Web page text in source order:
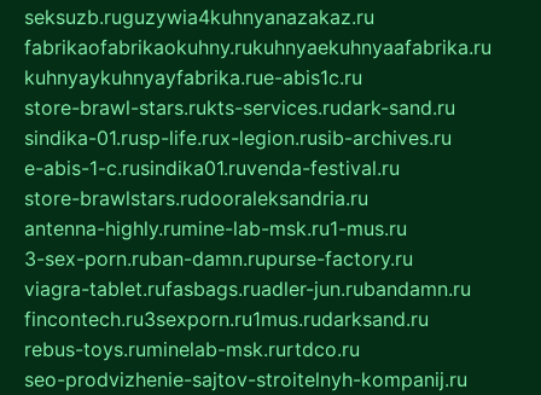
seksuzb.ruguzywia4kuhnyanazakaz.ru
fabrikaofabrikaokuhny.rukuhnyaekuhnyaafabrika.ru
kuhnyaykuhnyayfabrika.rue-abis1c.ru
store-brawl-stars.rukts-services.rudark-sand.ru
sindika-01.rusp-life.rux-legion.rusib-archives.ru
e-abis-1-c.rusindika01.ruvenda-festival.ru
store-brawlstars.rudooraleksandria.ru
antenna-highly.rumine-lab-msk.ru1-mus.ru
3-sex-porn.ruban-damn.rupurse-factory.ru
viagra-tablet.rufasbags.ruadler-jun.rubandamn.ru
fincontech.ru3sexporn.ru1mus.rudarksand.ru
rebus-toys.ruminelab-msk.rurtdco.ru
seo-prodvizhenie-sajtov-stroitelnyh-kompanij.ru